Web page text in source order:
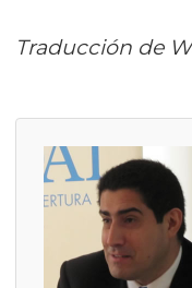
Traducción de